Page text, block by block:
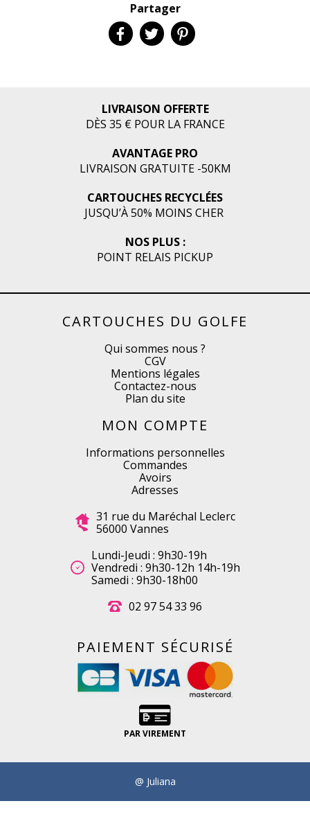
Partager
LIVRAISON OFFERTE
DÈS 35 € POUR LA FRANCE
AVANTAGE PRO
LIVRAISON GRATUITE -50KM
CARTOUCHES RECYCLÉES
JUSQU’À 50% MOINS CHER
NOS PLUS :
POINT RELAIS PICKUP
CARTOUCHES DU GOLFE
Qui sommes nous ?
CGV
Mentions légales
Contactez-nous
Plan du site
MON COMPTE
Informations personnelles
Commandes
Avoirs
Adresses
31 rue du Maréchal Leclerc
56000 Vannes
Lundi-Jeudi : 9h30-19h
Vendredi : 9h30-12h 14h-19h
Samedi : 9h30-18h00
02 97 54 33 96
PAIEMENT SÉCURISÉ
PAR VIREMENT
@ Juliana